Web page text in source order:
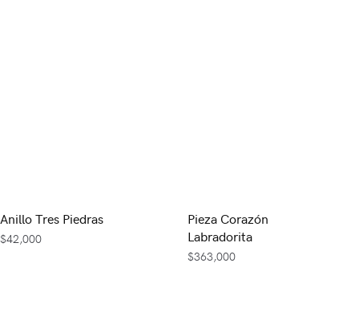
Anillo Tres Piedras
$42,000
Pieza Corazón
Labradorita
$363,000